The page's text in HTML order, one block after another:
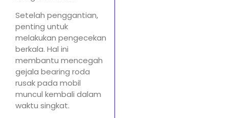
Setelah penggantian,
penting untuk
melakukan pengecekan
berkala. Hal ini
membantu mencegah
gejala bearing roda
rusak pada mobil
muncul kembali dalam
waktu singkat.